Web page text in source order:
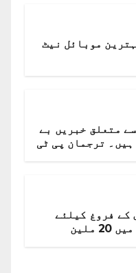
موبائل نیٹ
متعلق خبریں بے
بنیاد اور غلط ہیں۔ ترجمان پی ٹی
کے فروغ کیلئے
موبی لنک بینک میں 20 ملین